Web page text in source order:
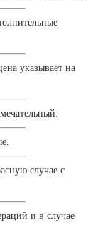
указывает на
случае с
и в случае